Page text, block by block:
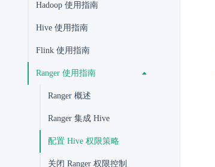
Hadoop 使用指南
Hive 使用指南
Flink 使用指南
Ranger 使用指南
Ranger 概述
Ranger 集成 Hive
配置 Hive 权限策略
关闭 Ranger 权限控制